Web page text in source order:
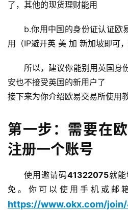
了，其他的现货理财能用
b.你用中国的身份证认证欧
用（IP避开英 美 加 新加坡即可
所以，建议你能别用英国身
安也不接受英国的新用户了
接下来为你介绍欧易交易所使用
第一步：需要在
注册一个账号
使用邀请码41322075就能
免。你可以使用手机或邮
https://www.okx.com/